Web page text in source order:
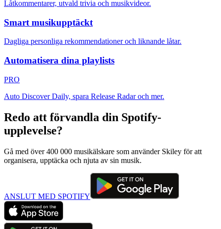
Låtkommentarer, utvald trivia och musikvideor.
Smart musikupptäckt
Dagliga personliga rekommendationer och liknande låtar.
Automatisera dina playlists
PRO
Auto Discover Daily, spara Release Radar och mer.
Redo att förvandla din Spotify-
upplevelse?
Gå med över 400 000 musikälskare som använder Skiley för att
organisera, upptäcka och njuta av sin musik.
ANSLUT MED SPOTIFY